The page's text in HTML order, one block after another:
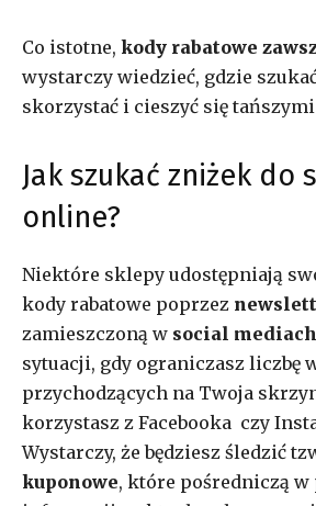
Co istotne, kody rabatowe
wystarczy wiedzieć, gdzie
skorzystać i cieszyć się
Jak szukać zniżek do
online?
Niektóre sklepy udostępniają
kody rabatowe poprzez
zamieszczoną w social mediach
sytuacji, gdy ograniczasz liczbę
przychodzących na Twoja
korzystasz z Facebooka czy
Wystarczy, że będziesz śledzić
kuponowe, które pośredniczą